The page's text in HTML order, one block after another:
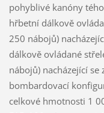
pohyblivé kanóny
hřbetní dálkově
250 nábojů)
dálkově ovládané
nábojů) nacházející
bombardovací
celkové hmotnosti 1